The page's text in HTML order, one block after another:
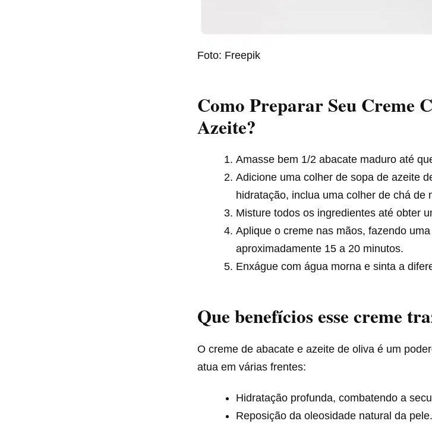
Foto: Freepik
Como Preparar Seu Creme
Azeite?
Amasse bem 1/2 abacate maduro até
Adicione uma colher de sopa de azeite
hidratação, inclua uma colher de chá de
Misture todos os ingredientes até obter
Aplique o creme nas mãos, fazendo
aproximadamente 15 a 20 minutos.
Enxágue com água morna e sinta a
Que benefícios esse creme
O creme de abacate e azeite de oliva é um
atua em várias frentes:
Hidratação profunda, combatendo a
Reposição da oleosidade natural da pele.